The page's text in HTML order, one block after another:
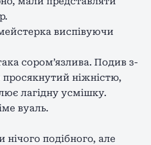
виспівуючи
сором’язлива. Подив з-
просякнутий ніжністю,
лагідну усмішку.
вуаль.
подібного, але